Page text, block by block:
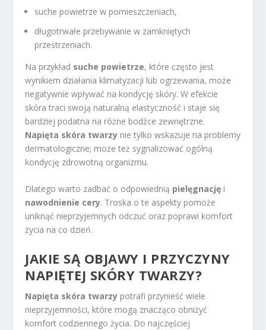
suche powietrze w pomieszczeniach,
długotrwałe przebywanie w zamkniętych
przestrzeniach.
Na przykład suche powietrze, które często jest
wynikiem działania klimatyzacji lub ogrzewania, może
negatywnie wpływać na kondycję skóry. W efekcie
skóra traci swoją naturalną elastyczność i staje się
bardziej podatna na różne bodźce zewnętrzne.
Napięta skóra twarzy nie tylko wskazuje na problemy
dermatologiczne; może też sygnalizować ogólną
kondycję zdrowotną organizmu.
Dlatego warto zadbać o odpowiednią pielęgnację i
nawodnienie cery. Troska o te aspekty pomoże
uniknąć nieprzyjemnych odczuć oraz poprawi komfort
życia na co dzień.
JAKIE SĄ OBJAWY I PRZYCZYNY
NAPIĘTEJ SKÓRY TWARZY?
Napięta skóra twarzy potrafi przynieść wiele
nieprzyjemności, które mogą znacząco obniżyć
komfort codziennego życia. Do najczęściej